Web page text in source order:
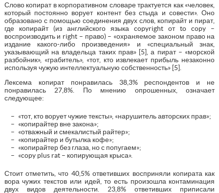
Слово копират в корпоративном словаре трактуется как «человек,
который постоянно ворует контент без стыда и совести». Оно
образовано с помощью соединения двух слов, копирайт и пират,
где копирайт (из английского языка copyright от to copy –
воспроизводить и right – право) – «охраняемое законом право на
издание какого-либо произведения» и «специальный знак,
указывающий на владельца таких прав» [5], а пират – «морской
разбойник», «грабитель», «тот, кто извлекает прибыль незаконно
используя чужую интеллектуальную собственность» [5].
Лексема копират понравилась 38,3% респондентов и не
понравилась 27,8%. По мнению опрошенных, означает
следующее:
«тот, кто ворует чужие тексты», «нарушитель авторских прав»;
«копирайтер вне закона»;
«отважный и смекалистый райтер»;
«копирайтер и бутылка кофе»;
«копирайтер без глаза, но с попугаем»;
«copy plus rat – копирующая крыса».
Стоит отметить, что 40,5% ответивших восприняли копирата как
вора чужих текстов или идей, то есть произошла контаминация
двух видов деятельности. 23,8% ответивших приписали